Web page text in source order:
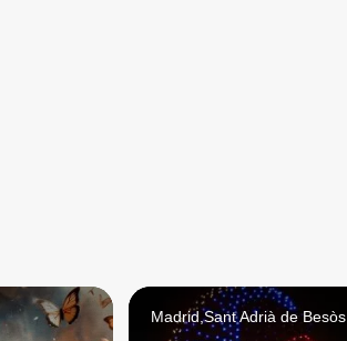
Madrid,Sant Adrià de Besòs